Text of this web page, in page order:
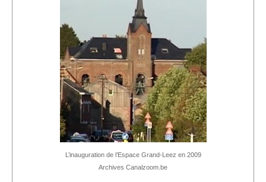
L’inauguration de l’Espace Grand-Leez en 2009
Archives Canalzoom.be